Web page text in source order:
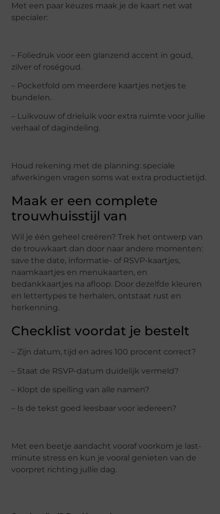
Met een paar keuzes maak je de kaart net wat
specialer:
– Foliedruk voor een glanzend accent in goud,
zilver of roségoud.
– Pocketfold om meerdere kaartjes netjes te
bundelen.
– Luikvouw of drieluik voor extra ruimte voor jullie
verhaal of dagindeling.
Houd rekening met de planning: speciale
afwerkingen vragen soms wat extra productietijd.
Maak er een complete
trouwhuisstijl van
Wil je één geheel creëren? Trek het ontwerp van
de trouwkaart dan door naar andere momenten:
save the date, informatie- of RSVP-kaartjes,
naamkaartjes en menukaarten, en
bedankkaartjes na afloop. Door dezelfde kleuren
en lettertypes te herhalen, ontstaat rust en
herkenning.
Checklist voordat je bestelt
– Zijn datum, tijd en adres 100 procent correct?
– Staat de RSVP-datum duidelijk vermeld?
– Klopt de spelling van alle namen?
– Is de tekst goed leesbaar voor iedereen?
Met een beetje aandacht vooraf voorkom je last-
minute stress en kun je vooral genieten van de
voorpret richting jullie dag.